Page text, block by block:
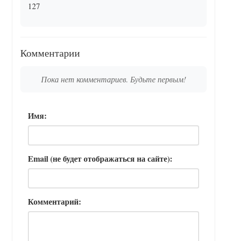
127
Комментарии
Пока нет комментариев. Будьте первым!
Имя:
Email (не будет отображаться на сайте):
Комментарий: